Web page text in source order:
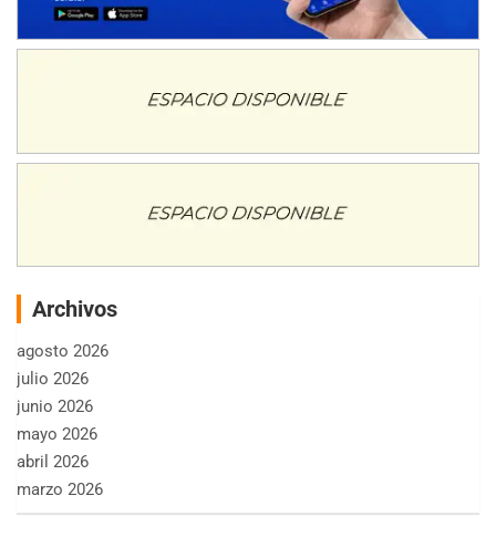
Archivos
agosto 2026
julio 2026
junio 2026
mayo 2026
abril 2026
marzo 2026